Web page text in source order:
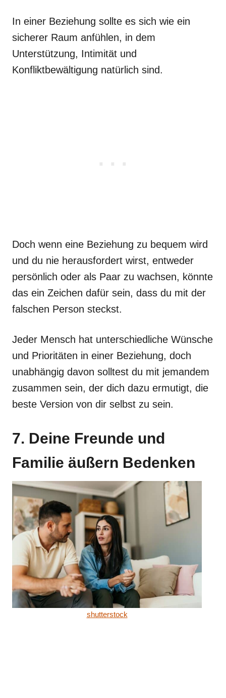
In einer Beziehung sollte es sich wie ein
sicherer Raum anfühlen, in dem
Unterstützung, Intimität und
Konfliktbewältigung natürlich sind.
Doch wenn eine Beziehung zu bequem wird
und du nie herausfordert wirst, entweder
persönlich oder als Paar zu wachsen, könnte
das ein Zeichen dafür sein, dass du mit der
falschen Person steckst.
Jeder Mensch hat unterschiedliche Wünsche
und Prioritäten in einer Beziehung, doch
unabhängig davon solltest du mit jemandem
zusammen sein, der dich dazu ermutigt, die
beste Version von dir selbst zu sein.
7. Deine Freunde und
Familie äußern Bedenken
shutterstock